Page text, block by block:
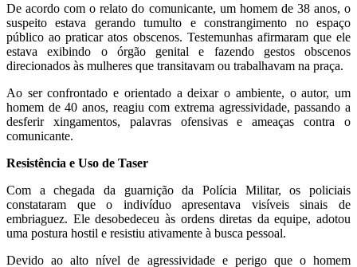
De acordo com o relato do comunicante, um homem de 38 anos, o
suspeito estava gerando tumulto e constrangimento no espaço
público ao praticar atos obscenos. Testemunhas afirmaram que ele
estava exibindo o órgão genital e fazendo gestos obscenos
direcionados às mulheres que transitavam ou trabalhavam na praça.
Ao ser confrontado e orientado a deixar o ambiente, o autor, um
homem de 40 anos, reagiu com extrema agressividade, passando a
desferir xingamentos, palavras ofensivas e ameaças contra o
comunicante.
Resistência e Uso de Taser
Com a chegada da guarnição da Polícia Militar, os policiais
constataram que o indivíduo apresentava visíveis sinais de
embriaguez. Ele desobedeceu às ordens diretas da equipe, adotou
uma postura hostil e resistiu ativamente à busca pessoal.
Devido ao alto nível de agressividade e perigo que o homem